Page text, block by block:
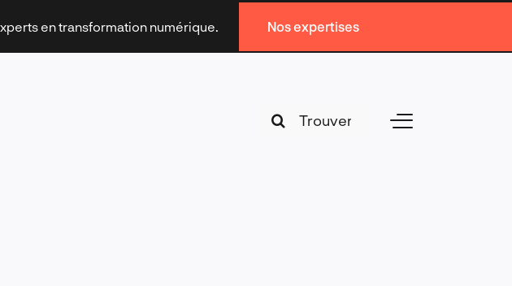
en transformation numérique. Nos expertises
Toggle